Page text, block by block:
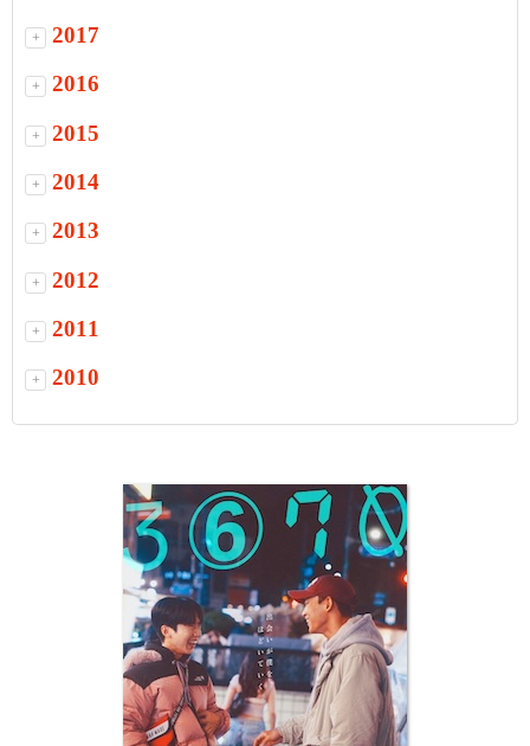
+ 2017
+ 2016
+ 2015
+ 2014
+ 2013
+ 2012
+ 2011
+ 2010